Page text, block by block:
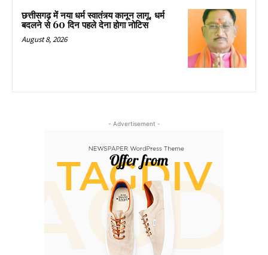
छत्तीसगढ़ में नया धर्म स्वातंत्र्य कानून लागू, धर्म
बदलने से 60 दिन पहले देना होगा नोटिस
August 8, 2026
- Advertisement -